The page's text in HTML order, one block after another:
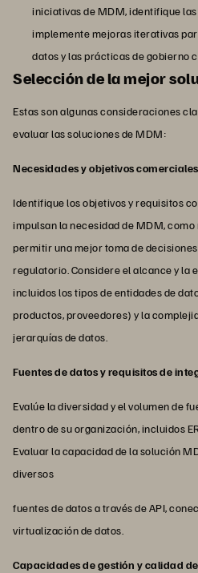
iniciativas de MDM, identifique
implemente mejoras iterativas
datos y las prácticas de gobierno
Selección de la mejor
Estas son algunas consideraciones
evaluar las soluciones de MDM:
Necesidades y objetivos comerciales
Identifique los objetivos y requisitos
impulsan la necesidad de MDM,
permitir una mejor toma de
regulatorio. Considere el alcance y la
incluidos los tipos de entidades de
productos, proveedores) y la
jerarquías de datos.
Fuentes de datos y requisitos de
Evalúe la diversidad y el volumen de
dentro de su organización, incluidos
Evaluar la capacidad de la solución
diversos
fuentes de datos a través de API,
virtualización de datos.
Capacidades de gestión y calidad